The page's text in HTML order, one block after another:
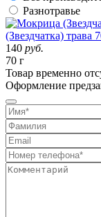
Разнотравье
(Звездчатка) трава
140 руб.
70 г
Товар временно
Оформление